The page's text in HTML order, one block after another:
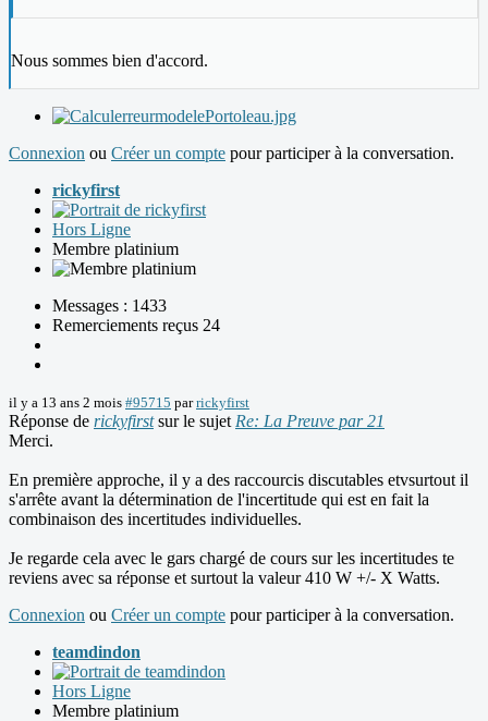
Nous sommes bien d'accord.
Connexion ou Créer un compte pour participer à la conversation.
rickyfirst
Hors Ligne
Membre platinium
Messages : 1433
Remerciements reçus 24
il y a 13 ans 2 mois #95715 parrickyfirst
Réponse de rickyfirstsur le sujet Re: La Preuve par 21
Merci.
En première approche, il y a des raccourcis discutables etvsurtout il
s'arrête avant la détermination de l'incertitude qui est en fait la
combinaison des incertitudes individuelles.
Je regarde cela avec le gars chargé de cours sur les incertitudes te
reviens avec sa réponse et surtout la valeur 410 W +/- X Watts.
Connexion ou Créer un compte pour participer à la conversation.
teamdindon
Hors Ligne
Membre platinium